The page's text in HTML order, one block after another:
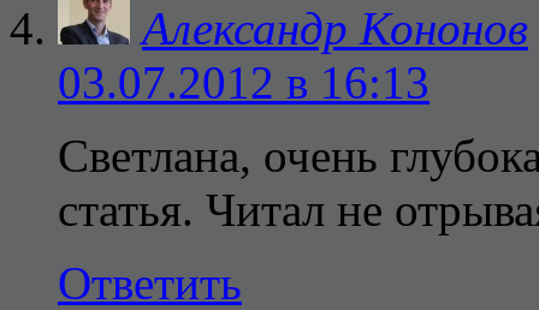
Александр Кононов
03.07.2012 в 16:13
Светлана, очень
статья. Читал не
Ответить